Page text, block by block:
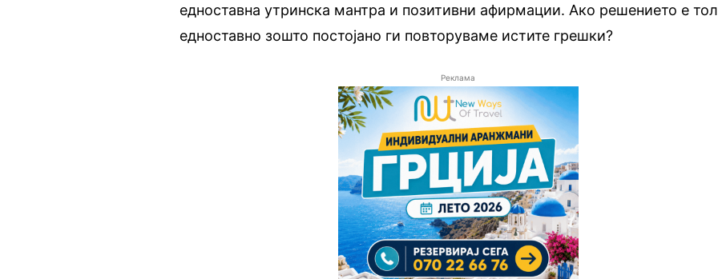
едноставна утринска мантра и позитивни афирмации. Ако решението е
едноставно зошто постојано ги повторуваме истите грешки?
Реклама